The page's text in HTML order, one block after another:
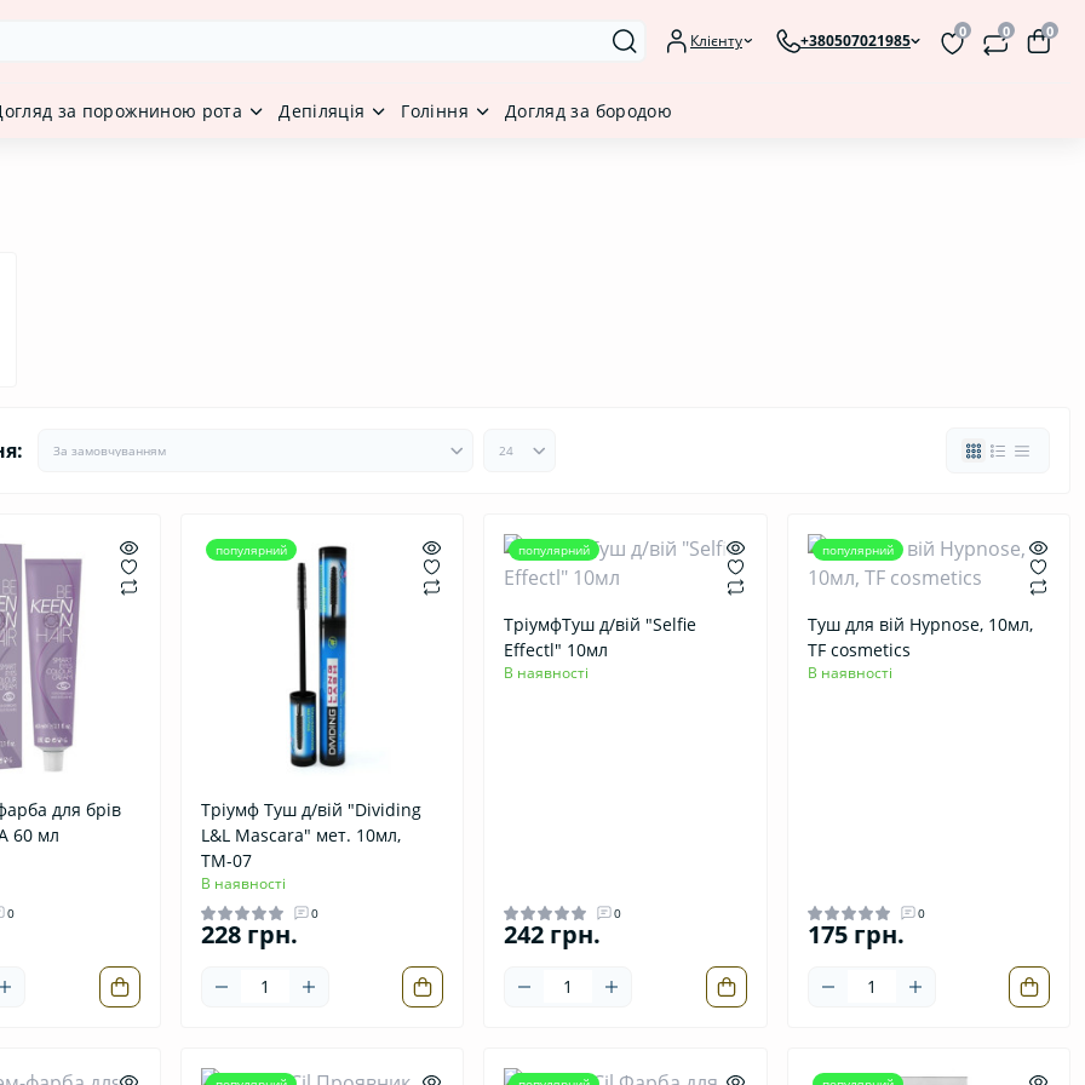
Клієнту +380507021985 0 0 0
за порожниною рота Депіляція Гоління Догляд за бородою
для брів
60 мл
0
популярний
Тріумф Туш д/вій "Dividing
L&L Mascara" мет. 10мл,
ТМ-07
В наявності
0
228 грн.
популярний
ТріумфТуш д/вій "Selfie
Effectl" 10мл
В наявності
0
242 грн.
популярний
Туш для вій Hypnose, 10мл,
TF cosmetics
В наявності
0
175 грн.